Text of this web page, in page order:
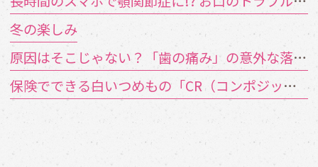
冬の楽しみ
原因はそこじゃない？「歯の痛み」の意外な落とし穴
保険でできる白いつめもの「CR（コンポジットレジン）」とは？